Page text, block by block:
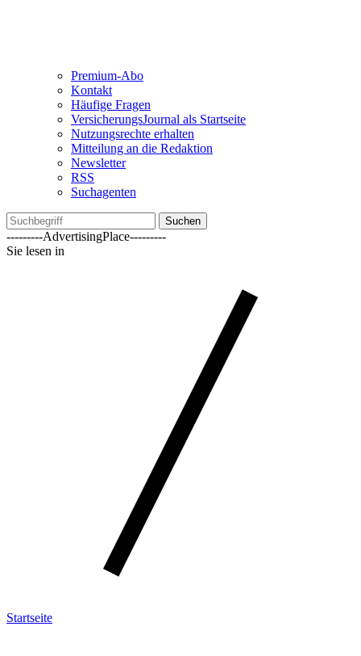
Premium-Abo
Kontakt
Häufige Fragen
VersicherungsJournal als Startseite
Nutzungsrechte erhalten
Mitteilung an die Redaktion
Newsletter
RSS
Suchagenten
Suchen
---------AdvertisingPlace---------
Sie lesen in
Startseite